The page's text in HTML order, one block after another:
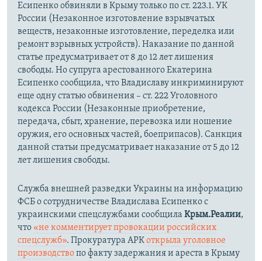
Есипенко обвиняли в Крыму только по ст. 223.1. УК
России (Незаконное изготовление взрывчатых
веществ, незаконные изготовление, переделка или
ремонт взрывных устройств). Наказание по данной
статье предусматривает от 8 до 12 лет лишения
свободы. Но супруга арестованного Екатерина
Есипенко сообщила, что Владиславу инкриминируют
еще одну статью обвинения – ст. 222 Уголовного
кодекса России (Незаконные приобретение,
передача, сбыт, хранение, перевозка или ношение
оружия, его основных частей, боеприпасов). Санкция
данной статьи предусматривает наказание от 5 до 12
лет лишения свободы.
Служба внешней разведки Украины на информацию
ФСБ о сотрудничестве Владислава Есипенко с
украинскими спецслужбами сообщила Крым.Реалии,
что «не комментирует провокации российских
спецслужб». Прокуратура АРКоткрыла уголовное
производствопо факту задержания и ареста в Крыму